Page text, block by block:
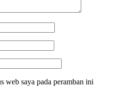
web saya pada peramban ini